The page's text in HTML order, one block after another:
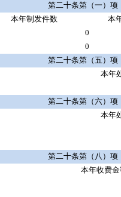
第二十条第（一）项
本年制发件数
本
0
0
第二十条第（五）项
本年
第二十条第（六）项
本年
第二十条第（八）项
本年收费